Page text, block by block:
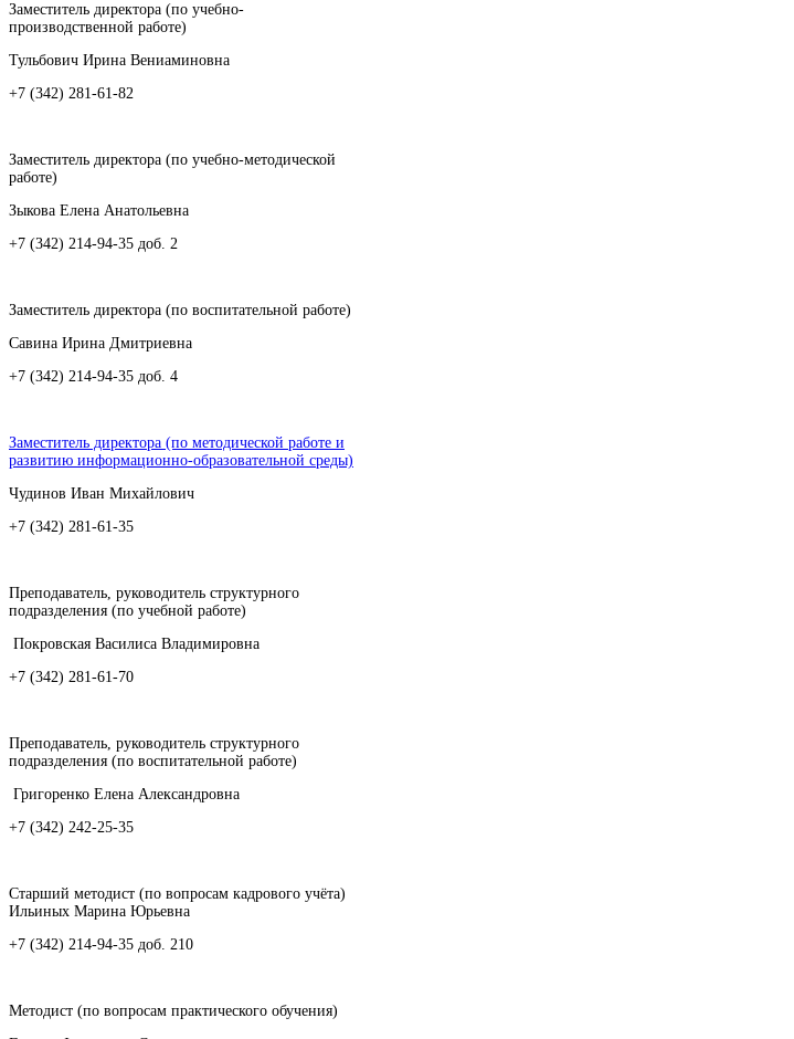
Заместитель директора (по учебно-
производственной работе)
Тульбович Ирина Вениаминовна
+7 (342) 281-61-82
Заместитель директора (по учебно-методической
работе)
Зыкова Елена Анатольевна
+7 (342) 214-94-35 доб. 2
Заместитель директора (по воспитательной работе)
Савина Ирина Дмитриевна
+7 (342) 214-94-35 доб. 4
Заместитель директора (по методической работе и
развитию информационно-образовательной среды)
Чудинов Иван Михайлович
+7 (342) 281-61-35
Преподаватель, руководитель структурного
подразделения (по учебной работе)
Покровская Василиса Владимировна
+7 (342) 281-61-70
Преподаватель, руководитель структурного
подразделения (по воспитательной работе)
Григоренко Елена Александровна
+7 (342) 242-25-35
Старший методист (по вопросам кадрового учёта)
Ильиных Марина Юрьевна
+7 (342) 214-94-35 доб. 210
Методист (по вопросам практического обучения)